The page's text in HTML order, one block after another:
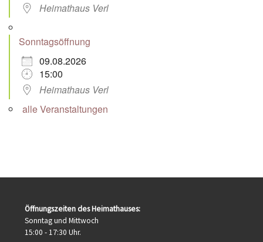
Heimathaus Verl
Sonntagsöffnung
09.08.2026
15:00
Heimathaus Verl
alle Veranstaltungen
Öffnungszeiten des Heimathauses:
Sonntag und Mittwoch
15:00 - 17:30 Uhr.